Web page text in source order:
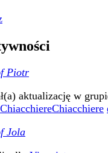
aktualizację w
Chiacchiere